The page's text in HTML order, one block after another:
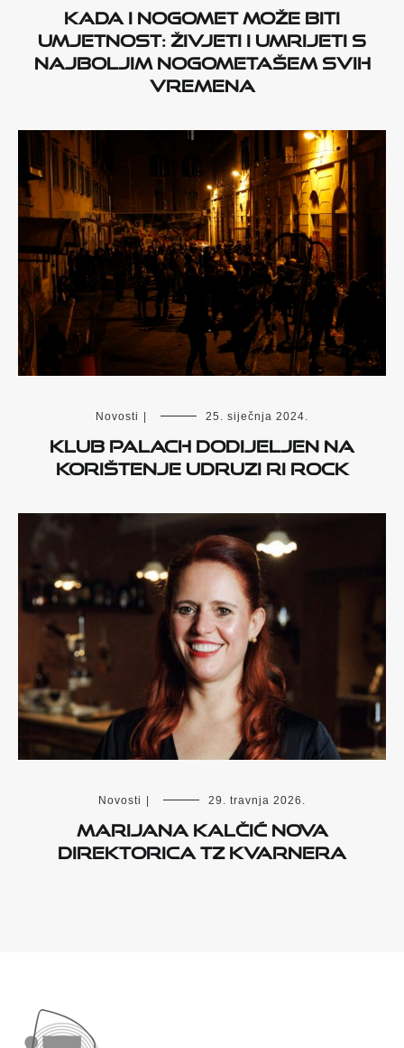
Kada i nogomet može biti
umjetnost: Živjeti i umrijeti s
najboljim nogometašem svih
vremena
Novosti 25. siječnja 2024.
Klub Palach dodijeljen na
korištenje Udruzi Ri Rock
Novosti | 29. travnja 2026.
Marijana Kalčić nova
direktorica TZ Kvarnera